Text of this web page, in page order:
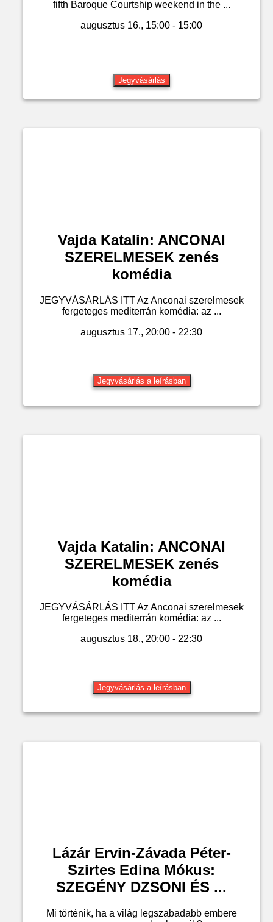
fifth Baroque Courtship weekend in the ...
augusztus 16., 15:00 - 15:00
Jegyvásárlás
Vajda Katalin: ANCONAI
SZERELMESEK zenés
komédia
JEGYVÁSÁRLÁS ITT Az Anconai szerelmesek
fergeteges mediterrán komédia: az ...
augusztus 17., 20:00 - 22:30
Jegyvásárlás a leírásban
Vajda Katalin: ANCONAI
SZERELMESEK zenés
komédia
JEGYVÁSÁRLÁS ITT Az Anconai szerelmesek
fergeteges mediterrán komédia: az ...
augusztus 18., 20:00 - 22:30
Jegyvásárlás a leírásban
Lázár Ervin-Závada Péter-
Szirtes Edina Mókus:
SZEGÉNY DZSONI ÉS ...
Mi történik, ha a világ legszabadabb embere